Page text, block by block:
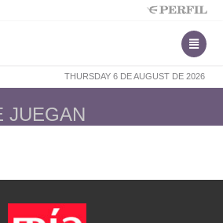
THURSDAY 6 DE AUGUST DE 2026
JUEGAN